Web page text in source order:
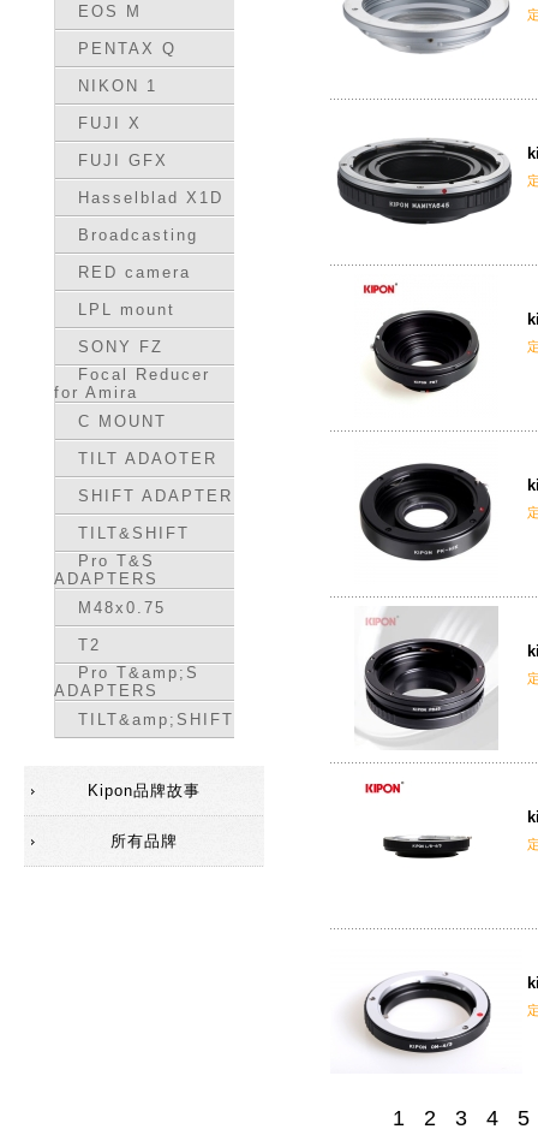
EOS M
PENTAX Q
NIKON 1
FUJI X
FUJI GFX
Hasselblad X1D
Broadcasting
RED camera
LPL mount
SONY FZ
Focal Reducer
for Amira
C MOUNT
TILT ADAOTER
SHIFT ADAPTER
TILT&SHIFT
Pro T&S
ADAPTERS
M48x0.75
T2
Pro T&amp;S
ADAPTERS
TILT&amp;SHIFT
Kipon品牌故事
所有品牌
1 2 3 4 5